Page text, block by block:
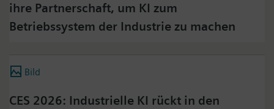
ihre Partnerschaft, um KI zum
Betriebssystem der Industrie zu machen
Bild
CES 2026: Industrielle KI rückt in den